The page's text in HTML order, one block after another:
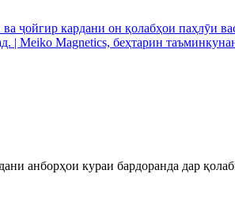
анборҳои кураи бардоранда дар